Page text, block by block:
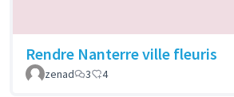
Rendre Nanterre ville fleuris
zenad
3 4